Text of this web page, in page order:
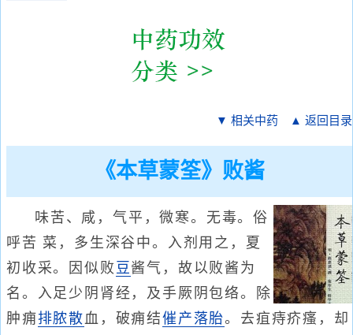
▼ 相关中药 ▲ 返回目录
《本草蒙筌》败酱
味苦、咸，气平，微寒。无毒。俗
呼苦 菜，多生深谷中。入剂用之，夏
初收采。因似败 豆酱气，故以败酱为
名。入足少阴肾经，及手厥阴包络。除
肿痈排脓散血，破痈结催产 落胎。去疽痔疥瘙，却